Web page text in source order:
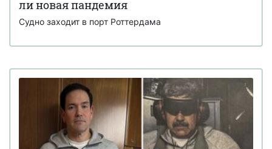
ли новая пандемия
Судно заходит в порт Роттердама